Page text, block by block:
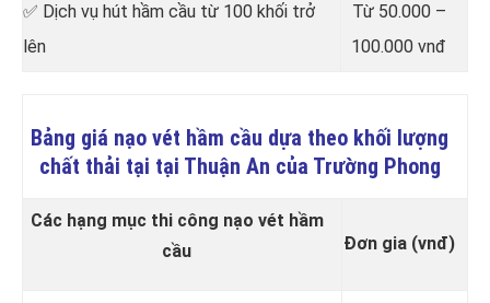
✅ Dịch vụ hút hầm cầu từ 100 khối trở
lên
Từ 50.000 –
100.000 vnđ
Bảng giá nạo vét hầm cầu dựa theo khối lượng
chất thải tại tại Thuận An của Trường Phong
Các hạng mục thi công nạo vét hầm
cầu
Đơn gia (vnđ)